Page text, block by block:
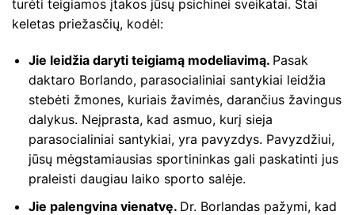
turėti teigiamos įtakos jūsų psichinei sveikatai. Štai
keletas priežasčių, kodėl:
Jie leidžia daryti teigiamą modeliavimą. Pasak
daktaro Borlando, parasocialiniai santykiai leidžia
stebėti žmones, kuriais žavimės, darančius žavingus
dalykus. Neįprasta, kad asmuo, kurį sieja
parasocialiniai santykiai, yra pavyzdys. Pavyzdžiui,
jūsų mėgstamiausias sportininkas gali paskatinti jus
praleisti daugiau laiko sporto salėje.
Jie palengvina vienatvę. Dr. Borlandas pažymi, kad